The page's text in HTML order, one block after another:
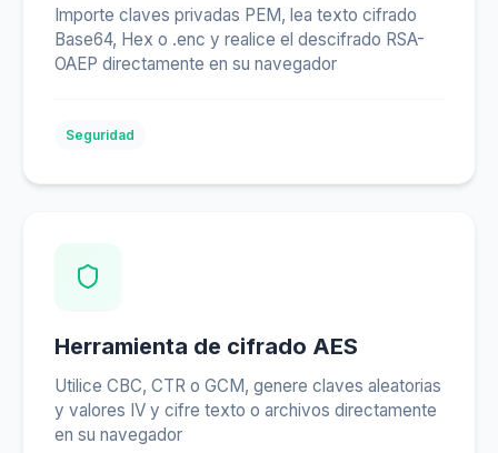
Importe claves privadas PEM, lea texto cifrado
Base64, Hex o .enc y realice el descifrado RSA-
OAEP directamente en su navegador
Seguridad
Herramienta de cifrado AES
Utilice CBC, CTR o GCM, genere claves aleatorias
y valores IV y cifre texto o archivos directamente
en su navegador